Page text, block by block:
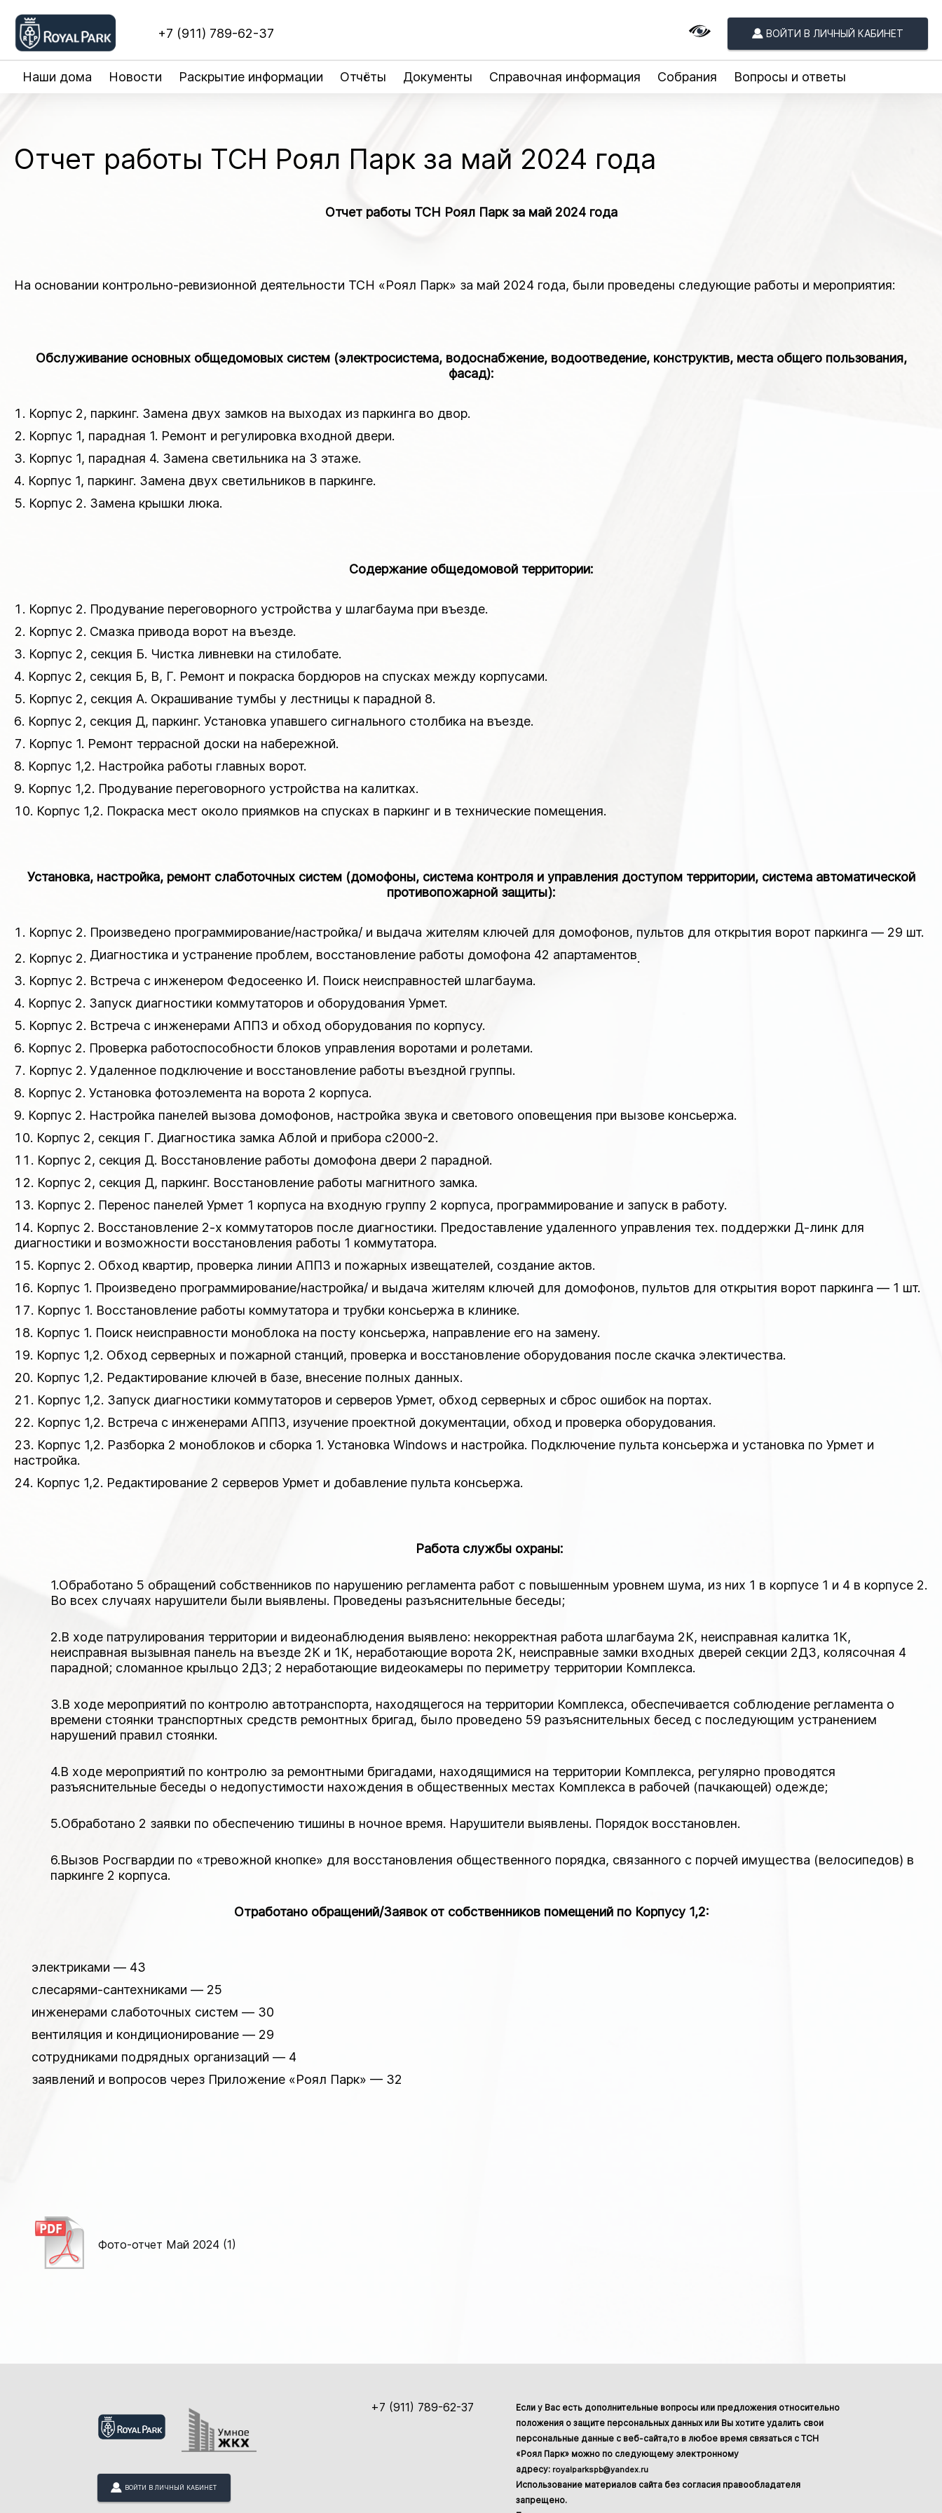
+7 (911) 789-62-37 ВОЙТИ В ЛИЧНЫЙ КАБИНЕТ
Наши дома Новости Раскрытие информации Отчёты Документы Справочная информация Собрания Вопросы и ответы
Отчет работы ТСН Роял Парк за май 2024 года
Отчет работы ТСН Роял Парк за май 2024 года
На основании контрольно-ревизионной деятельности ТСН «Роял Парк» за май 2024 года, были проведены следующие работы и мероприятия:
Обслуживание основных общедомовых систем (электросистема, водоснабжение, водоотведение, конструктив, места общего пользования,
фасад):
Корпус 2, паркинг. Замена двух замков на выходах из паркинга во двор.
Корпус 1, парадная 1. Ремонт и регулировка входной двери.
Корпус 1, парадная 4. Замена светильника на 3 этаже.
Корпус 1, паркинг. Замена двух светильников в паркинге.
Корпус 2. Замена крышки люка.
Содержание общедомовой территории:
Корпус 2. Продувание переговорного устройства у шлагбаума при въезде.
Корпус 2. Смазка привода ворот на въезде.
Корпус 2, секция Б. Чистка ливневки на стилобате.
Корпус 2, секция Б, В, Г. Ремонт и покраска бордюров на спусках между корпусами.
Корпус 2, секция А. Окрашивание тумбы у лестницы к парадной 8.
Корпус 2, секция Д, паркинг. Установка упавшего сигнального столбика на въезде.
Корпус 1. Ремонт террасной доски на набережной.
Корпус 1,2. Настройка работы главных ворот.
Корпус 1,2. Продувание переговорного устройства на калитках.
Корпус 1,2. Покраска мест около приямков на спусках в паркинг и в технические помещения.
Установка, настройка, ремонт слаботочных систем (домофоны, система контроля и управления доступом территории, система автоматической
противопожарной защиты):
Корпус 2. Произведено программирование/настройка/ и выдача жителям ключей для домофонов, пультов для открытия ворот паркинга — 29 шт.
Корпус 2. Диагностика и устранение проблем, восстановление работы домофона 42 апартаментов.
Корпус 2. Встреча с инженером Федосеенко И. Поиск неисправностей шлагбаума.
Корпус 2. Запуск диагностики коммутаторов и оборудования Урмет.
Корпус 2. Встреча с инженерами АППЗ и обход оборудования по корпусу.
Корпус 2. Проверка работоспособности блоков управления воротами и ролетами.
Корпус 2. Удаленное подключение и восстановление работы въездной группы.
Корпус 2. Установка фотоэлемента на ворота 2 корпуса.
Корпус 2. Настройка панелей вызова домофонов, настройка звука и светового оповещения при вызове консьержа.
Корпус 2, секция Г. Диагностика замка Аблой и прибора с2000-2.
Корпус 2, секция Д. Восстановление работы домофона двери 2 парадной.
Корпус 2, секция Д, паркинг. Восстановление работы магнитного замка.
Корпус 2. Перенос панелей Урмет 1 корпуса на входную группу 2 корпуса, программирование и запуск в работу.
Корпус 2. Восстановление 2-х коммутаторов после диагностики. Предоставление удаленного управления тех. поддержки Д-линк для
диагностики и возможности восстановления работы 1 коммутатора.
Корпус 2. Обход квартир, проверка линии АППЗ и пожарных извещателей, создание актов.
Корпус 1. Произведено программирование/настройка/ и выдача жителям ключей для домофонов, пультов для открытия ворот паркинга — 1 шт.
Корпус 1. Восстановление работы коммутатора и трубки консьержа в клинике.
Корпус 1. Поиск неисправности моноблока на посту консьержа, направление его на замену.
Корпус 1,2. Обход серверных и пожарной станций, проверка и восстановление оборудования после скачка электичества.
Корпус 1,2. Редактирование ключей в базе, внесение полных данных.
Корпус 1,2. Запуск диагностики коммутаторов и серверов Урмет, обход серверных и сброс ошибок на портах.
Корпус 1,2. Встреча с инженерами АППЗ, изучение проектной документации, обход и проверка оборудования.
Корпус 1,2. Разборка 2 моноблоков и сборка 1. Установка Windows и настройка. Подключение пульта консьержа и установка по Урмет и
настройка.
Корпус 1,2. Редактирование 2 серверов Урмет и добавление пульта консьержа.
Работа службы охраны:
1.Обработано 5 обращений собственников по нарушению регламента работ с повышенным уровнем шума, из них 1 в корпусе 1 и 4 в корпусе 2.
Во всех случаях нарушители были выявлены. Проведены разъяснительные беседы;
2.В ходе патрулирования территории и видеонаблюдения выявлено: некорректная работа шлагбаума 2К, неисправная калитка 1К,
неисправная вызывная панель на въезде 2К и 1К, неработающие ворота 2К, неисправные замки входных дверей секции 2Д3, колясочная 4
парадной; сломанное крыльцо 2Д3; 2 неработающие видеокамеры по периметру территории Комплекса.
3.В ходе мероприятий по контролю автотранспорта, находящегося на территории Комплекса, обеспечивается соблюдение регламента о
времени стоянки транспортных средств ремонтных бригад, было проведено 59 разъяснительных бесед с последующим устранением
нарушений правил стоянки.
4.В ходе мероприятий по контролю за ремонтными бригадами, находящимися на территории Комплекса, регулярно проводятся
разъяснительные беседы о недопустимости нахождения в общественных местах Комплекса в рабочей (пачкающей) одежде;
5.Обработано 2 заявки по обеспечению тишины в ночное время. Нарушители выявлены. Порядок восстановлен.
6.Вызов Росгвардии по «тревожной кнопке» для восстановления общественного порядка, связанного с порчей имущества (велосипедов) в
паркинге 2 корпуса.
Отработано обращений/Заявок от собственников помещений по Корпусу 1,2:
электриками — 43
слесарями-сантехниками — 25
инженерами слаботочных систем — 30
вентиляция и кондиционирование — 29
сотрудниками подрядных организаций — 4
заявлений и вопросов через Приложение «Роял Парк» — 32
Фото-отчет Май 2024 (1)
ВОЙТИ В ЛИЧНЫЙ КАБИНЕТ
+7 (911) 789-62-37
Если у Вас есть дополнительные вопросы или предложения относительно
положения о защите персональных данных или Вы хотите удалить свои
персональные данные с веб-сайта,то в любое время связаться с ТСН
«Роял Парк» можно по следующему электронному
адресу: royalparkspb@yandex.ru
Использование материалов сайта без согласия правообладателя
запрещено.